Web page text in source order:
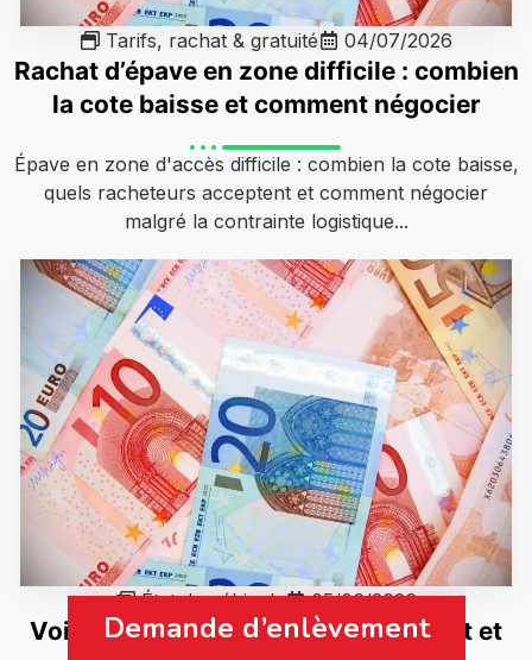
Tarifs, rachat & gratuité 04/07/2026
Rachat d’épave en zone difficile : combien
la cote baisse et comment négocier
Épave en zone d'accès difficile : combien la cote baisse,
quels racheteurs acceptent et comment négocier
malgré la contrainte logistique...
État du véhicule 05/06/2026
Voiture sans roues : valeur de rachat et
Demande d’enlèvement